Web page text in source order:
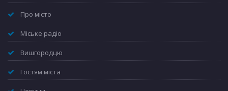
Про місто
Міське радіо
Вишгородцю
Гостям міста